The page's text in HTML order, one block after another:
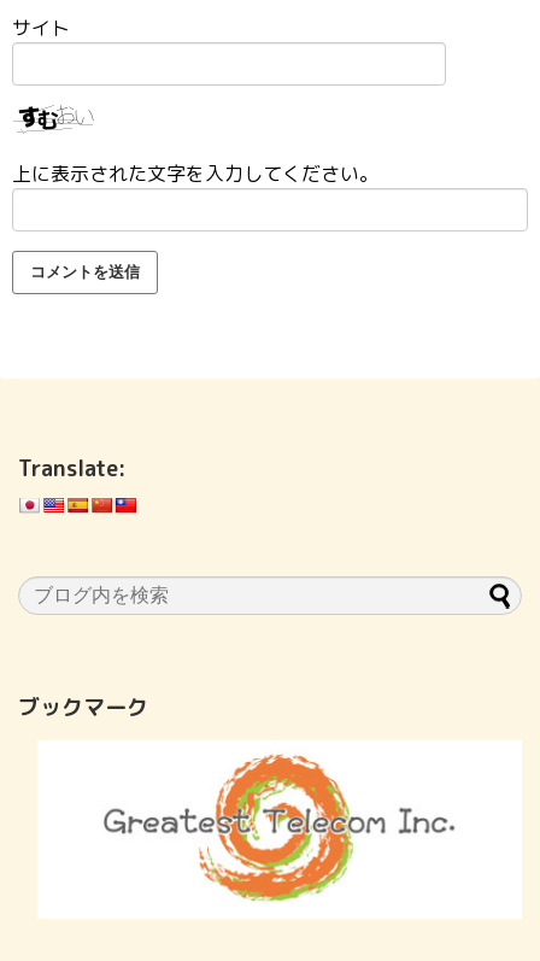
サイト
上に表示された文字を入力してください。
Translate:
ブックマーク